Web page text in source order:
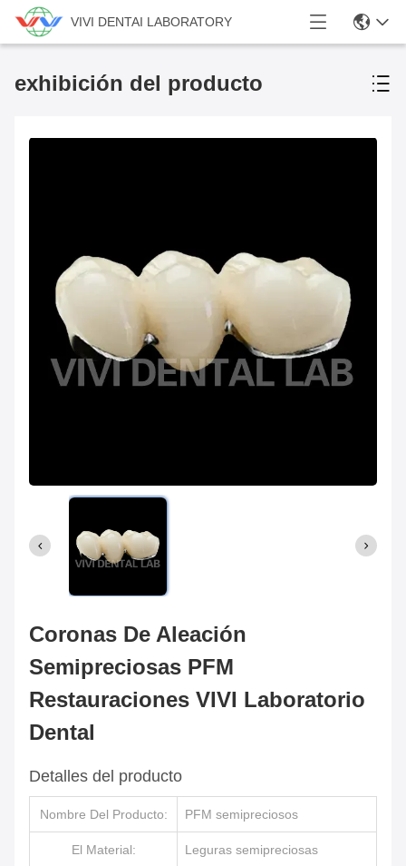
VIVI DENTAI LABORATORY
exhibición del producto
Coronas De Aleación
Semipreciosas PFM
Restauraciones VIVI Laboratorio
Dental
Detalles del producto
Nombre Del Producto: PFM semipreciosos
El Material: Leguras semipreciosas